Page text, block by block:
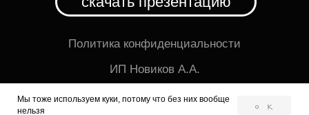
Мы тоже используем куки, потому что без них вообще
нельзя
ОК